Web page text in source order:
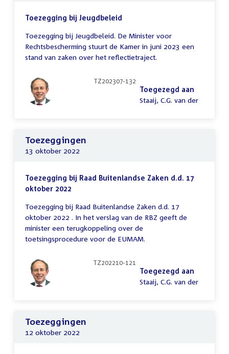
Toezegging bij Jeugdbeleid
Toezegging bij Jeugdbeleid. De Minister voor
Rechtsbescherming stuurt de Kamer in juni 2023 een
stand van zaken over het reflectietraject.
TZ202307-132
Toegezegd aan
Staaij, C.G. van der
Toezeggingen
13 oktober 2022
Toezegging bij Raad Buitenlandse Zaken d.d. 17
oktober 2022
Toezegging bij Raad Buitenlandse Zaken d.d. 17
oktober 2022 . In het verslag van de RBZ geeft de
minister een terugkoppeling over de
toetsingsprocedure voor de EUMAM.
TZ202210-121
Toegezegd aan
Staaij, C.G. van der
Toezeggingen
12 oktober 2022